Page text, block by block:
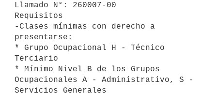
Llamado N°: 260007-00
Requisitos
-Clases mínimas con derecho a
presentarse:
* Grupo Ocupacional H - Técnico
Terciario
* Mínimo Nivel B de los Grupos
Ocupacionales A - Administrativo, S -
Servicios Generales